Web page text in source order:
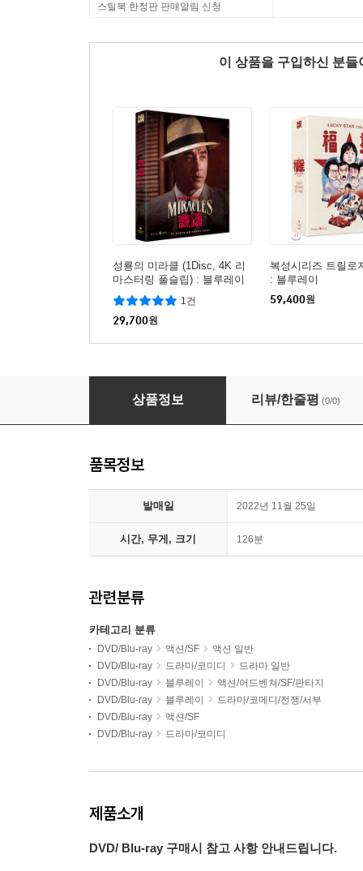
스틸북 한정판 판매알림 신청
이 상품을 구입하신 분
성룡의 미라클 (1Disc, 4K 리
마스터링 풀슬립) : 블루레이
1건
29,700원
복성시리즈 트릴로
: 블루레이
59,400원
쾌찬차 (1Disc, 2K 리마스터링 풀슬립) : 블루레
상품정보 리뷰/한줄평 (0/0)
품목정보
발매일 2022년 11월 25일
시간, 무게, 크기 126분
관련분류
카테고리 분류
DVD/Blu-ray 액션/SF
액션 일반
DVD/Blu-ray
드라마/코미디
드라마 일반
DVD/Blu-ray
블루레이
액션/어드벤쳐/SF/판타지
DVD/Blu-ray
블루레이
드라마/코메디/전쟁/서부
DVD/Blu-ray
액션/SF
DVD/Blu-ray
드라마/코미디
제품소개
DVD/ Blu-ray 구매시 참고 사항 안내드립니다.